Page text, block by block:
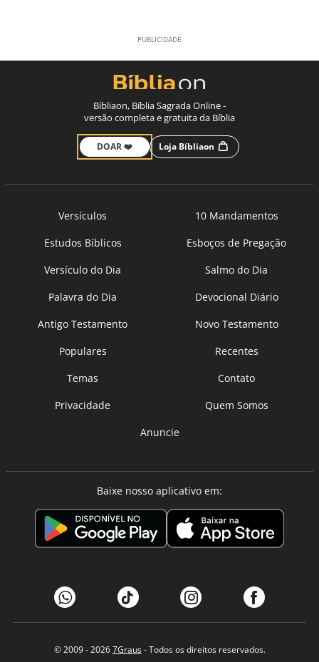
Bíbliaon, Bíblia Sagrada Online -
versão completa e gratuita da Bíblia
DOAR ❤️ Loja Bíbliaon
Versículos
10 Mandamentos
Estudos Bíblicos
Esboços de Pregação
Versículo do Dia
Salmo do Dia
Palavra do Dia
Devocional Diário
Antigo Testamento
Novo Testamento
Populares
Recentes
Temas
Contato
Privacidade
Quem Somos
Anuncie
Baixe nosso aplicativo em:
© 2009 - 20267Graus- Todos os direitos reservados.